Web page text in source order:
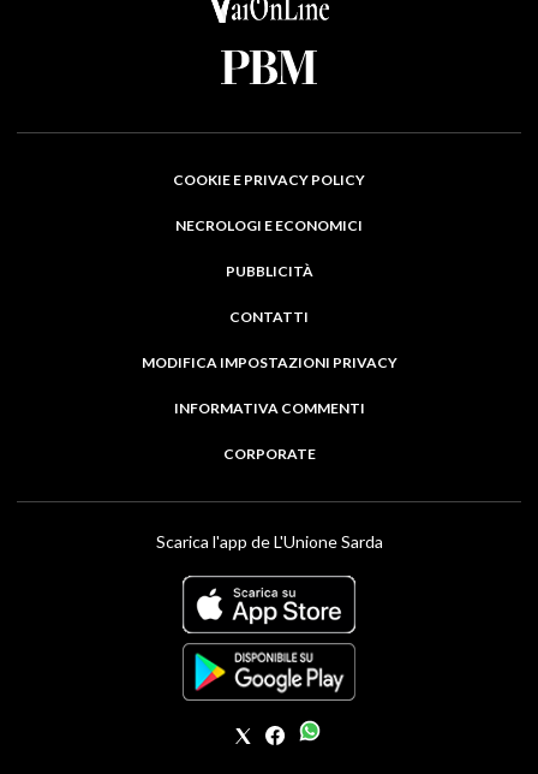
COOKIE E PRIVACY POLICY
NECROLOGI E ECONOMICI
PUBBLICITÀ
CONTATTI
MODIFICA IMPOSTAZIONI PRIVACY
INFORMATIVA COMMENTI
CORPORATE
Scarica l'app de L'Unione Sarda